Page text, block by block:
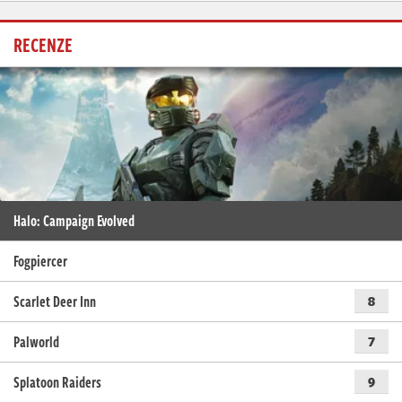
RECENZE
Halo: Campaign Evolved
Fogpiercer
Scarlet Deer Inn
8
Palworld 7
Splatoon Raiders 9